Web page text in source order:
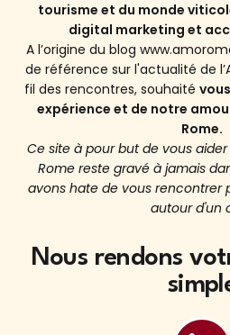
tourisme et du monde
digital marketing et
A l’origine du blog
de référence sur l'actualité de
fil des rencontres, souhaité
expérience et de notre
Rome.
Ce site à pour but de vous
Rome reste gravé à jamais
avons hate de vous rencontrer
autour d'un
Nous rendons